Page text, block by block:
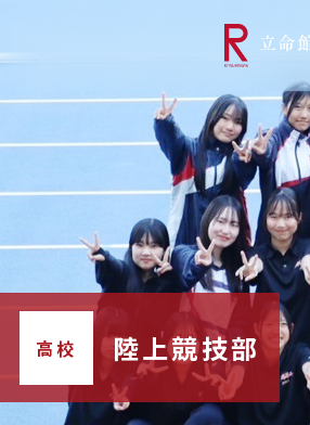
リツモリは
超・探究
高校 陸上競技部